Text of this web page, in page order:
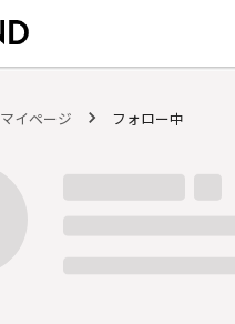
マイページ フォロー中